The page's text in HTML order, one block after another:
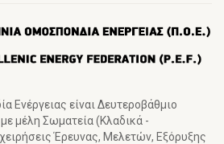
Ενέργειας είναι Δευτεροβάθμιο
μέλη Σωματεία (Κλαδικά -
Έρευνας, Μελετών, Εξόρυξης